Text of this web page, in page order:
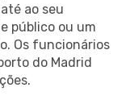
ao seu
público ou um
Os funcionários
do Madrid